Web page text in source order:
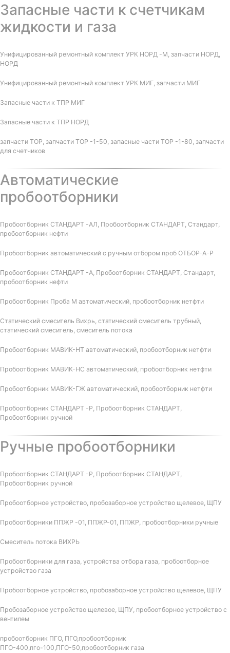
Запасные части к счетчикам
жидкости и газа
Унифицированный ремонтный комплект УРК НОРД -М, запчасти НОРД,
НОРД
Унифицированный ремонтный комплект УРК МИГ, запчасти МИГ
Запасные части к ТПР МИГ
Запасные части к ТПР НОРД
запчасти ТОР, запчасти ТОР -1-50, запасные части ТОР -1-80, запчасти
для счетчиков
Автоматические
пробоотборники
Пробоотборник СТАНДАРТ -АЛ, Пробоотборник СТАНДАРТ, Стандарт,
пробоотборник нефти
Пробоотборник автоматический с ручным отбором проб ОТБОР-А-Р
Пробоотборник СТАНДАРТ -А, Пробоотборник СТАНДАРТ, Стандарт,
пробоотборник нефти
Пробоотборник Проба М автоматический, пробоотборник нетфти
Статический смеситель Вихрь, статический смеситель трубный,
статический смеситель, смеситель потока
Пробоотборник МАВИК-НТ автоматический, пробоотборник нетфти
Пробоотборник МАВИК-НС автоматический, пробоотборник нетфти
Пробоотборник МАВИК-ГЖ автоматический, пробоотборник нетфти
Пробоотборник СТАНДАРТ -Р, Пробоотборник СТАНДАРТ,
Пробоотборник ручной
Ручные пробоотборники
Пробоотборник СТАНДАРТ -Р, Пробоотборник СТАНДАРТ,
Пробоотборник ручной
Пробоотборное устройство, пробозаборное устройство щелевое, ЩПУ
Пробоотборники ППЖР -01, ППЖР-01, ППЖР, пробоотборники ручные
Смеситель потока ВИХРЬ
Пробоотборники для газа, устройства отбора газа, пробоотборное
устройство газа
Пробоотборное устройство, пробозаборное устройство щелевое, ЩПУ
Пробозаборное устройство щелевое, ЩПУ, пробоотборное устройство с
вентилем
пробоотборник ПГО, ПГО,пробоотборник
ПГО-400,пго-100,ПГО-50,пробоотборник газа